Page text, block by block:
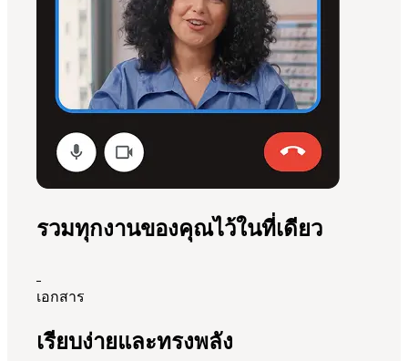
รวมทุกงานของคุณไว้ในที่เดียว
เอกสาร
เรียบง่ายและทรงพลัง